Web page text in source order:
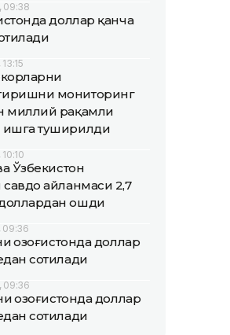
09:38
доллар қанча
мониторинг
миллий рақамли
ишга туширилди
Ўзбекистон
савдо айланмаси 2,7
ошди
09:36
Қозоғистонда доллар
сотилади
09:36
Қозоғистонда доллар
сотилади